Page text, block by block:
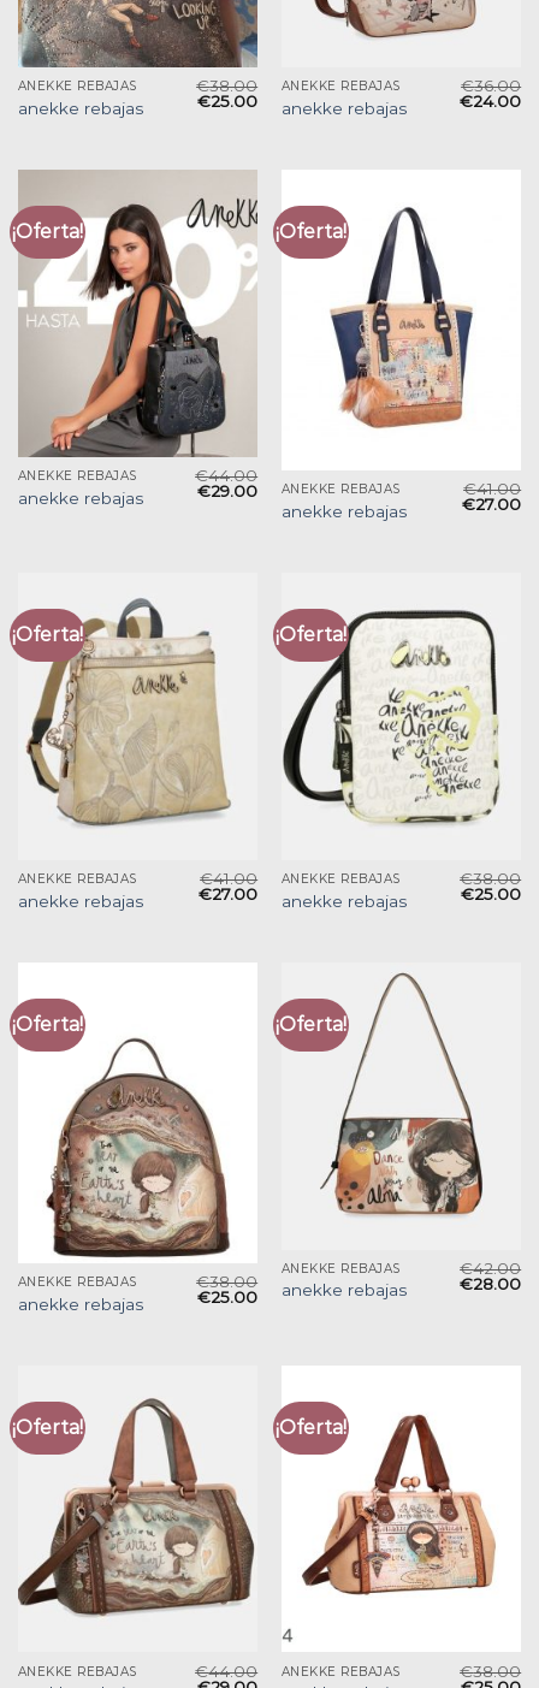
ANEKKE REBAJAS
anekke rebajas
€38.00
€25.00
ANEKKE REBAJAS
anekke rebajas
€36.00
€24.00
¡Oferta!
ANEKKE REBAJAS
anekke rebajas
€44.00
€29.00
¡Oferta!
ANEKKE REBAJAS
anekke rebajas
€41.00
€27.00
¡Oferta!
ANEKKE REBAJAS
anekke rebajas
€41.00
€27.00
¡Oferta!
ANEKKE REBAJAS
anekke rebajas
€38.00
€25.00
¡Oferta!
ANEKKE REBAJAS
anekke rebajas
€38.00
€25.00
¡Oferta!
ANEKKE REBAJAS
anekke rebajas
€42.00
€28.00
¡Oferta!
ANEKKE REBAJAS €44.00
¡Oferta!
ANEKKE REBAJAS €38.00